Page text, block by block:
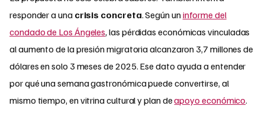
responder a una crisis concreta. Según uninforme del
condado de Los Ángeles, las pérdidas económicas vinculadas
al aumento de la presión migratoria alcanzaron 3,7 millones de
dólares en solo 3 meses de 2025. Ese dato ayuda a entender
por qué una semana gastronómica puede convertirse, al
mismo tiempo, en vitrina cultural y plan deapoyo económico.